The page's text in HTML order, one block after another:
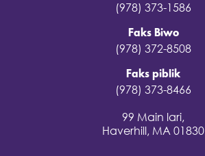
(978) 373-1586
Faks Biwo
(978) 372-8508
Faks piblik
(978) 373-8466
99 Main lari,
Haverhill, MA 01830